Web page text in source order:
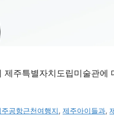
주특별자치도립미술관에
주공항근천여행지,제주아이들과,